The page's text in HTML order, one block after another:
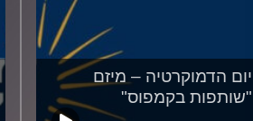
יום הדמוקרטיה – מיזם
"שותפות בקמפוס"